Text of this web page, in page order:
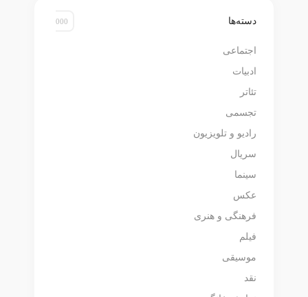
دسته‌ها
اجتماعی
ادبیات
تئاتر
تجسمی
رادیو و تلویزیون
سریال
سینما
عکس
فرهنگی و هنری
فیلم
موسیقی
نقد